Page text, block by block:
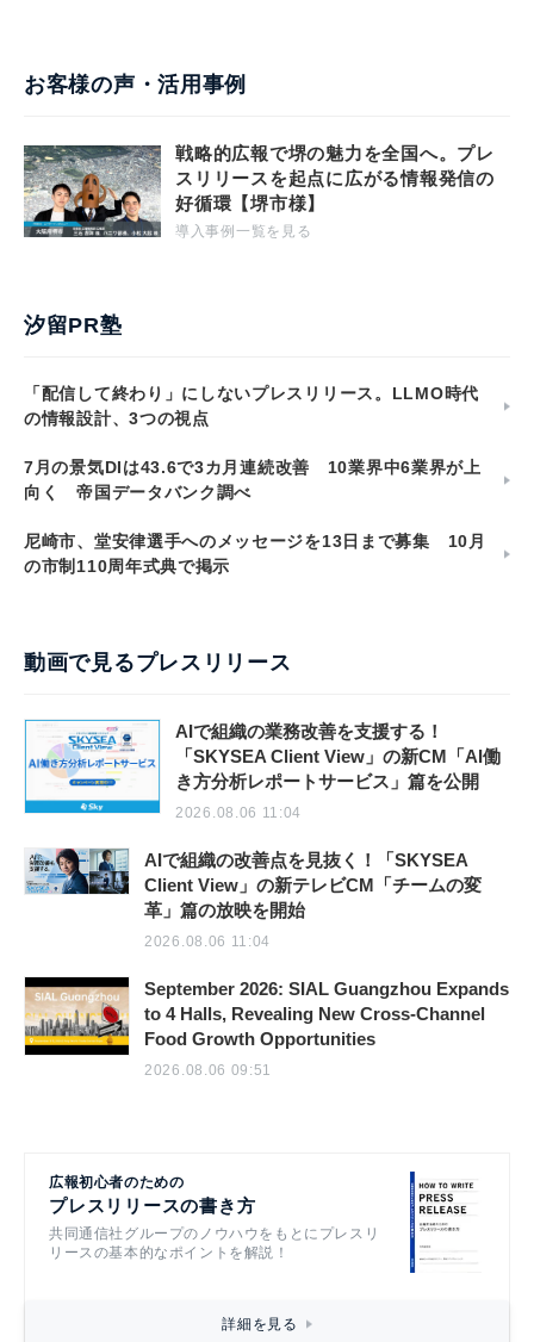
お客様の声・活用事例
戦略的広報で堺の魅力を全国へ。プレ
スリリースを起点に広がる情報発信の
好循環【堺市様】
導入事例一覧を見る
汐留PR塾
「配信して終わり」にしないプレスリリース。LLMO時代
の情報設計、3つの視点
7月の景気DIは43.6で3カ月連続改善 10業界中6業界が上
向く 帝国データバンク調べ
尼崎市、堂安律選手へのメッセージを13日まで募集 10月
の市制110周年式典で掲示
動画で見るプレスリリース
AIで組織の業務改善を支援する！
「SKYSEA Client View」の新CM「AI働
き方分析レポートサービス」篇を公開
2026.08.06 11:04
AIで組織の改善点を見抜く！「SKYSEA
Client View」の新テレビCM「チームの変
革」篇の放映を開始
2026.08.06 11:04
September 2026: SIAL Guangzhou Expands
to 4 Halls, Revealing New Cross-Channel
Food Growth Opportunities
2026.08.06 09:51
広報初心者のための
プレスリリースの書き方
共同通信社グループのノウハウをもとにプレスリ
リースの基本的なポイントを解説！
詳細を見る